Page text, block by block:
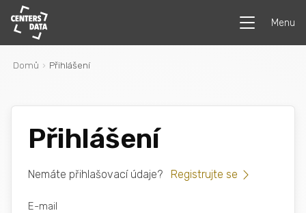
Menu
Domů Přihlášení
Přihlášení
Nemáte přihlašovací údaje? Registrujte se
E-mail